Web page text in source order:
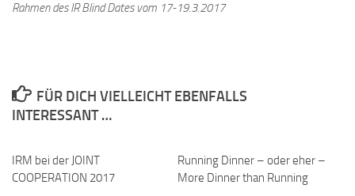
Rahmen des IR Blind Dates vom 17-19.3.2017
FÜR DICH VIELLEICHT EBENFALLS
INTERESSANT …
IRM bei der JOINT
COOPERATION 2017
Running Dinner – oder eher –
More Dinner than Running